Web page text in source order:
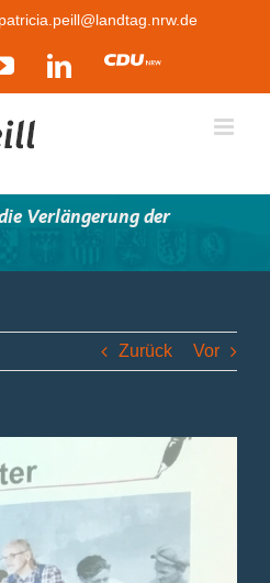
patricia.peill@landtag.nrw.de
YouTubeLinkedIn
CDU
Verlängerung der
Zurück Vor